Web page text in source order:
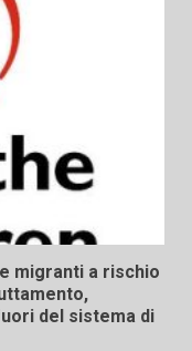
migranti a rischio
del sistema di